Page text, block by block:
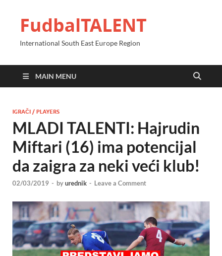
FudbalTALENT
International South East Europe Region
MAIN MENU
IGRAČI / PLAYERS
MLADI TALENTI: Hajrudin
Miftari (16) ima potencijal
da zaigra za neki veći klub!
02/03/2019 - byurednik - Leave a Comment